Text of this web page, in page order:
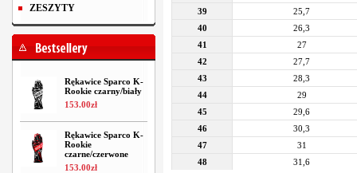
ZESZYTY
Rękawice Sparco K-
Rookie czarny/biały
153.00zł
Rękawice Sparco K-
Rookie
czarne/czerwone
153.00zł
39
25,7
40
26,3
41
27
42
27,7
43
28,3
44
29
45
29,6
46
30,3
47
31
48
31,6